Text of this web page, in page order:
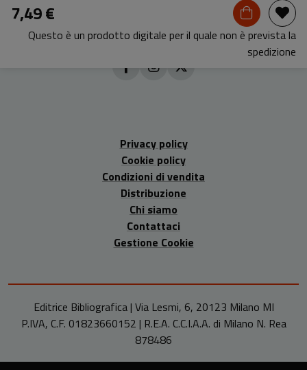
7,49 €
Questo è un prodotto digitale per il quale non è prevista la
spedizione
Privacy policy
Cookie policy
Condizioni di vendita
Distribuzione
Chi siamo
Contattaci
Gestione Cookie
Editrice Bibliografica | Via Lesmi, 6, 20123 Milano MI
P.IVA, C.F. 01823660152 | R.E.A. C.C.I.A.A. di Milano N. Rea
878486